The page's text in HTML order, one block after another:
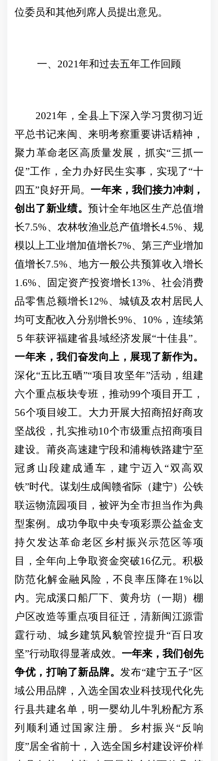
位委员和其他列席人员提出意见。
一、 2021年和过去五年工作回顾
2021年，全县上下深入学习贯彻习近
平总书记来闽、来明考察重要讲话精神，
聚力革命老区高质量发展，抓实“三抓一
促”工作，全力办好民生实事，实现了“十
四五”良好开局。 一年来，我们接力冲刺，
创出了新业绩。预计全年地区生产总值增
长7.5%、农林牧渔业总产值增长4.5%、规
模以上工业增加值增长7%、第三产业增加
值增长7.5%、地方一般公共预算收入增长
1.6%、固定资产投资增长13%、社会消费
品零售总额增长12%、城镇及农村居民人
均可支配收入分别增长9%、 10% ，连续第
５年获评福建省县域经济发展“十佳县”。
一年来，我们奋发向上，展现了新作为。
深化“五比五晒”“项目攻坚年”活动，组建
六个重点板块专班，推动99个项目开工，
56个项目竣工。大力开展大招商招好商攻
坚战役，扎实推动10个市级重点招商项目
建设。莆炎高速建宁段和浦梅铁路建宁至
冠豸山段建成通车，建宁迈入“双高双
铁”时代。谋划生成闽赣省际（建宁）公铁
联运物流园项目，被评为全市担当作为典
型案例。成功争取中央专项彩票公益金支
持欠发达革命老区乡村振兴示范区等项
目，全年向上争取资金突破16亿元。积极
防范化解金融风险，不良率压降在1%以
内。完成溪口船厂下、黄舟坊（一期）棚
户区改造等重点项目征迁，清新闽江源雷
霆行动、城乡建筑风貌管控提升“百日攻
坚”行动取得显著成效。 一年来，我们创先
争优，打响了新品牌。发布“建宁五子”区
域公用品牌，入选全国农业科技现代化先
行县共建名单，明一婴幼儿牛乳粉配方系
列顺利通过国家注册。乡村振兴“反响
度”居全省前十，入选全国乡村建设评价样